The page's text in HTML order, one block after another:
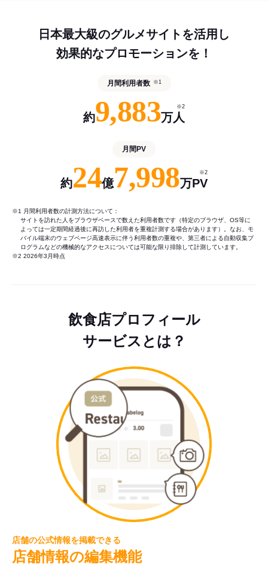
日本最大級のグルメサイトを活用し
効果的なプロモーションを！
月間利用者数 ※1
約9,883万人
※2
月間PV
約24億7,998万PV
※2
※1 月間利用者数の計測方法について：
サイトを訪れた人をブラウザベースで数えた利用者数です（特定のブラウザ、OS等に
よっては一定期間経過後に再訪した利用者を重複計測する場合があります）。なお、モ
バイル端末のウェブページ高速表示に伴う利用者数の重複や、第三者による自動収集プ
ログラムなどの機械的なアクセスについては可能な限り排除して計測しています。
※2 2026年3月時点
飲食店プロフィール
サービスとは？
店舗の公式情報を掲載できる
店舗情報の編集機能